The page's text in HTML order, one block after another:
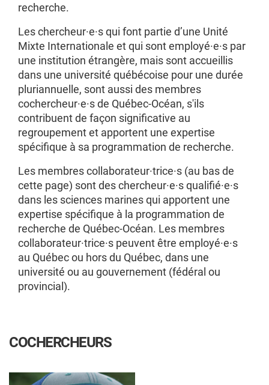
recherche.
Les chercheur·e·s qui font partie d’une Unité
Mixte Internationale et qui sont employé·e·s par
une institution étrangère, mais sont accueillis
dans une université québécoise pour une durée
pluriannuelle, sont aussi des membres
cochercheur·e·s de Québec-Océan, s'ils
contribuent de façon significative au
regroupement et apportent une expertise
spécifique à sa programmation de recherche.
Les membres collaborateur·trice·s (au bas de
cette page) sont des chercheur·e·s qualifié·e·s
dans les sciences marines qui apportent une
expertise spécifique à la programmation de
recherche de Québec-Océan. Les membres
collaborateur·trice·s peuvent être employé·e·s
au Québec ou hors du Québec, dans une
université ou au gouvernement (fédéral ou
provincial).
COCHERCHEURS